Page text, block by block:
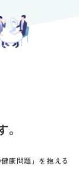
康問題」を抱える